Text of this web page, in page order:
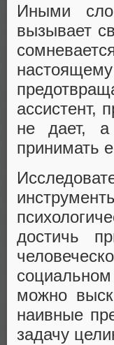
Иными
вызывает
ассистент,
не дает,
принимать
достичь
можно
наивные
задачу